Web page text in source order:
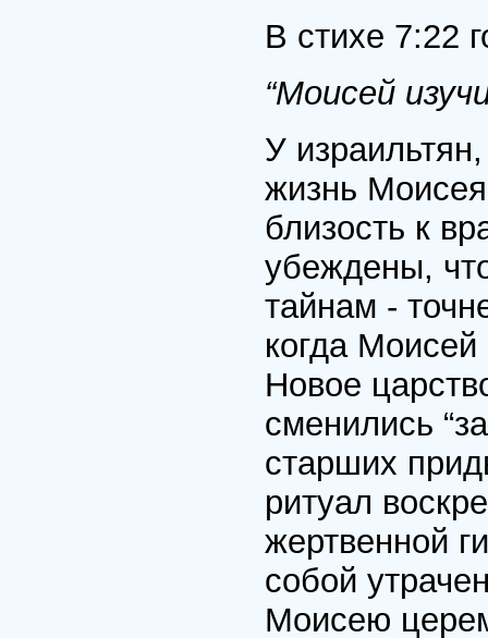
В стихе 7:22
“Моисей
У
жизнь
близость к
убеждены,
тайнам -
когда
Новое
сменились
старших
ритуал
жертвенной
собой
Моисею